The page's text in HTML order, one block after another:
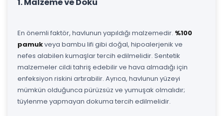
En önemli faktör, havlunun yapıldığı malzemedir. %100
pamukveya bambu lifi gibi doğal, hipoalerjenik ve
nefes alabilen kumaşlar tercih edilmelidir. Sentetik
malzemeler cildi tahriş edebilir ve hava almadığı için
enfeksiyon riskini artırabilir. Ayrıca, havlunun yüzeyi
mümkün olduğunca pürüzsüz ve yumuşak olmalıdır;
tüylenme yapmayan dokuma tercih edilmelidir.